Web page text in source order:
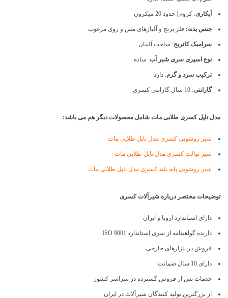
آبکاری: کروم | حدود 20 میکرون
جنس بدنه: فلز برنج و آلیاژهای مس و روی مرغوب
سرامیک کاتریج: ساخت آلمان
نوع اسپری سری شیر آب: ساده
ترکیب سرد و گرم: دارد
گارانتی: 10 سال گارانتی کسری
مدل ناپل کسری طلایی مات شامل محصولات دیگر هم می باشد:
شیر روشویی کسری مدل ناپل طلایی مات
شیر توالت کسری مدل ناپل طلایی مات
شیر روشویی پایه بلند کسری مدل ناپل طلایی مات
توضیحات مختصر درباره شیرآلات کسری
دارای استاندارد اروپا و ایران
دارنده گواهینامه از سری استاندارد ISO 9001
فروش در بازارهای خارجی
دارای 10 سال ضمانت
خدمات پس از فروش گسترده در سراسر کشور
از بزرگترین تولید کنندگان شیرآلات در ایران